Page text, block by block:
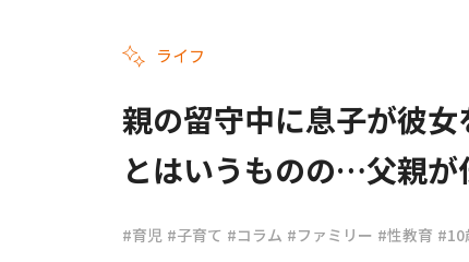
ライフ
親の留守中に息子が彼
とはいうものの…父親が
#育児 #子育て #コラム #ファミリー #性教育 #10